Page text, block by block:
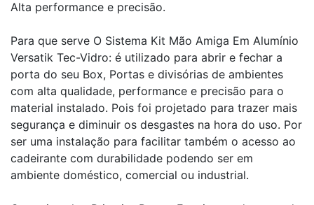
Alta performance e precisão.
Para que serve O Sistema Kit Mão Amiga Em Alumínio
Versatik Tec-Vidro: é utilizado para abrir e fechar a
porta do seu Box, Portas e divisórias de ambientes
com alta qualidade, performance e precisão para o
material instalado. Pois foi projetado para trazer mais
segurança e diminuir os desgastes na hora do uso. Por
ser uma instalação para facilitar também o acesso ao
cadeirante com durabilidade podendo ser em
ambiente doméstico, comercial ou industrial.